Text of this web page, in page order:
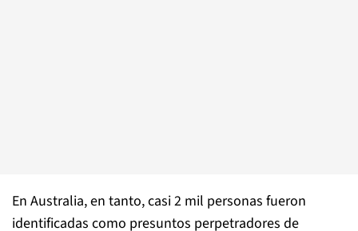
En Australia, en tanto, casi 2 mil personas fueron
identificadas como presuntos perpetradores de